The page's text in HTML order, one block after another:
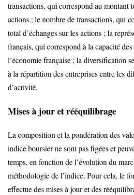
transactions, qui correspond au montant
actions ; le nombre de transactions, qui
total d’échanges sur les actions ; la
français, qui correspond à la capacité
l’économie française ; la diversification
à la répartition des entreprises entre les
d’activité.
Mises à jour et rééquilibrage
La composition et la pondération des
indice boursier ne sont pas figées et
temps, en fonction de l’évolution du
méthodologie de l’indice. Pour cela, le
effectue des mises à jour et des